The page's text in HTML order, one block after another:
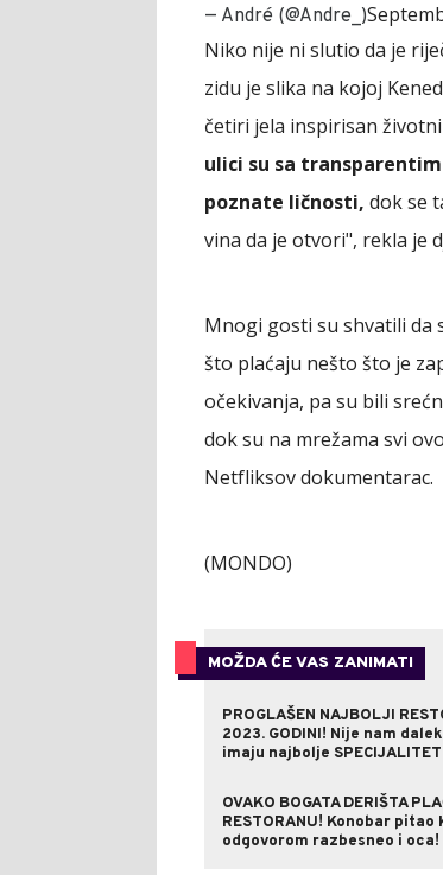
— André (@Andre_)
Niko nije ni slutio da je
zidu je slika na kojoj
četiri jela inspirisan
ulici su sa
poznate ličnosti, dok se
vina da je otvori", rekla je
Mnogi gosti su shvatili da
što plaćaju nešto što je
očekivanja, pa su bili
dok su na mrežama svi
Netfliksov dokumentarac.
(MONDO)
MOŽDA ĆE VAS ZANIMATI
PROGLAŠEN NAJBOLJI
2023. GODINI! Nije nam
imaju najbolje
OVAKO BOGATA DERIŠTA
RESTORANU! Konobar pitao
odgovorom razbesneo i oca!